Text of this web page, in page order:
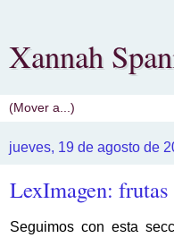
Xannah
jueves, 19 de agosto de
LexImagen:
Seguimos con esta